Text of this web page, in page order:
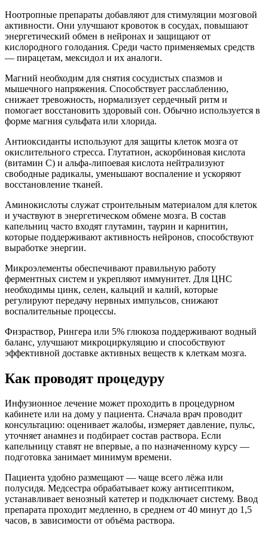
Ноотропные препараты добавляют для стимуляции мозговой
активности. Они улучшают кровоток в сосудах, повышают
энергетический обмен в нейронах и защищают от
кислородного голодания. Среди часто применяемых средств
— пирацетам, мексидол и их аналоги.
Магний необходим для снятия сосудистых спазмов и
мышечного напряжения. Способствует расслаблению,
снижает тревожность, нормализует сердечный ритм и
помогает восстановить здоровый сон. Обычно используется в
форме магния сульфата или хлорида.
Антиоксиданты используют для защиты клеток мозга от
окислительного стресса. Глутатион, аскорбиновая кислота
(витамин C) и альфа-липоевая кислота нейтрализуют
свободные радикалы, уменьшают воспаление и ускоряют
восстановление тканей.
Аминокислоты служат строительным материалом для клеток
и участвуют в энергетическом обмене мозга. В состав
капельниц часто входят глутамин, таурин и карнитин,
которые поддерживают активность нейронов, способствуют
выработке энергии.
Микроэлементы обеспечивают правильную работу
ферментных систем и укрепляют иммунитет. Для ЦНС
необходимы цинк, селен, кальций и калий, которые
регулируют передачу нервных импульсов, снижают
воспалительные процессы.
Физраствор, Рингера или 5% глюкоза поддерживают водный
баланс, улучшают микроциркуляцию и способствуют
эффективной доставке активных веществ к клеткам мозга.
Как проводят процедуру
Инфузионное лечение может проходить в процедурном
кабинете или на дому у пациента. Сначала врач проводит
консультацию: оценивает жалобы, измеряет давление, пульс,
уточняет анамнез и подбирает состав раствора. Если
капельницу ставят не впервые, а по назначенному курсу —
подготовка занимает минимум времени.
Пациента удобно размещают — чаще всего лёжа или
полусидя. Медсестра обрабатывает кожу антисептиком,
устанавливает венозный катетер и подключает систему. Ввод
препарата проходит медленно, в среднем от 40 минут до 1,5
часов, в зависимости от объёма раствора.